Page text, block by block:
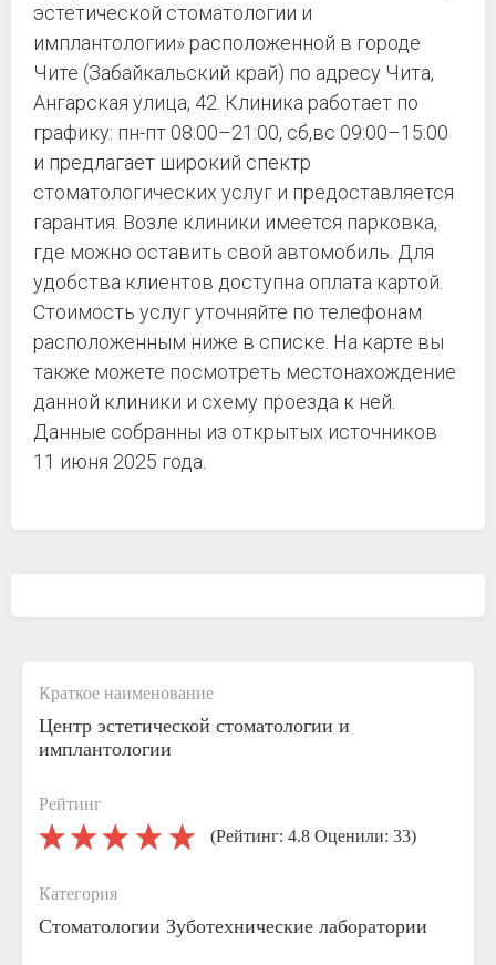
эстетической стоматологии и
имплантологии» расположенной в городе
Чите (Забайкальский край) по адресу Чита,
Ангарская улица, 42. Клиника работает по
графику: пн-пт 08:00–21:00, сб,вс 09:00–15:00
и предлагает широкий спектр
стоматологических услуг и предоставляется
гарантия. Возле клиники имеется парковка,
где можно оставить свой автомобиль. Для
удобства клиентов доступна оплата картой.
Стоимость услуг уточняйте по телефонам
расположенным ниже в списке. На карте вы
также можете посмотреть местонахождение
данной клиники и схему проезда к ней.
Данные собранны из открытых источников
11 июня 2025 года.
Краткое наименование
Центр эстетической стоматологии и
имплантологии
Рейтинг
(Рейтинг: 4.8 Оценили: 33)
Категория
Стоматологии Зуботехнические лаборатории